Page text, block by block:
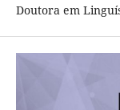
Doutora em